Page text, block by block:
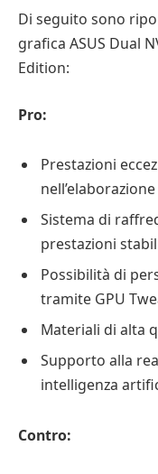
Di seguito sono
grafica ASUS Dual
Edition:
Pro:
Prestazioni
Sistema di
prestazioni
Possibilità di
tramite GPU
Materiali di alta
Supporto alla
intelligenza
Contro: